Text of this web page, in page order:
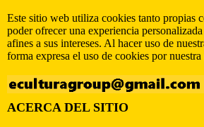
Este sitio web utiliza cookies tanto propias
poder ofrecer una experiencia
afines a sus intereses. Al hacer uso de
forma expresa el uso de cookies por nuestra
ACERCA DEL SITIO